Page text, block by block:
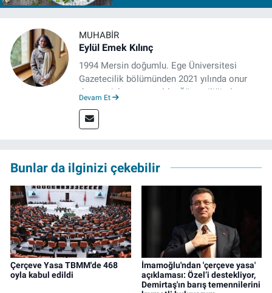
MUHABIR
Eylül Emek Kılınç
1994 Mersin doğumlu. Ege Üniversitesi
Gazetecilik bölümünden 2021 yılında onur
derecesiyle mezun oldu. Öğrenciliğinde
deneyimin dışında kapatılana kadar Artı TV
ve TELE1 TV Ankara bürolarında editör ve
Devam Et
Bunlar da ilginizi çekebilir
Çerçeve Yasa TBMM'de 468
oyla kabul edildi
İmamoğlu'ndan 'çerçeve yasa'
açıklaması: Özel’i destekliyor,
Demirtaş'ın barış temennilerini